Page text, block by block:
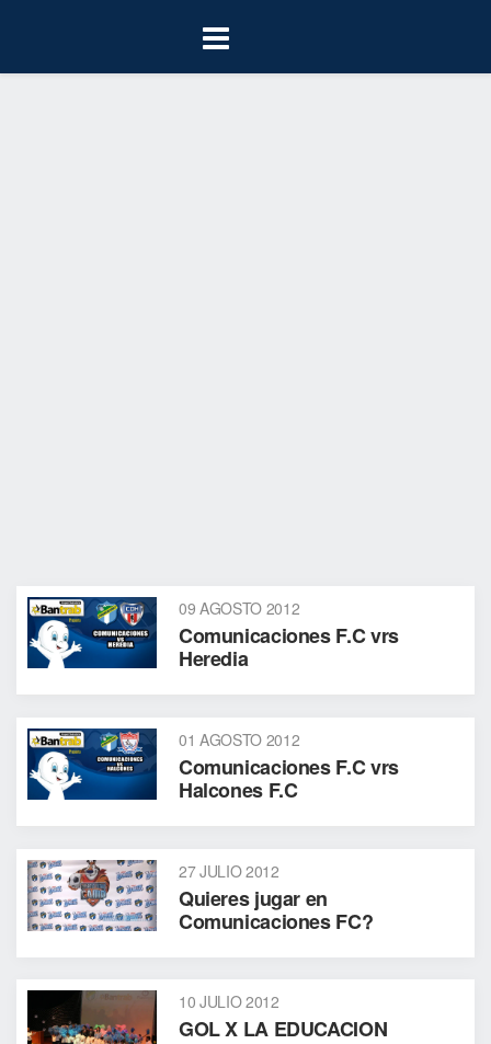
09 AGOSTO 2012
Comunicaciones F.C vrs
Heredia
01 AGOSTO 2012
Comunicaciones F.C vrs
Halcones F.C
27 JULIO 2012
Quieres jugar en
Comunicaciones FC?
10 JULIO 2012
GOL X LA EDUCACION